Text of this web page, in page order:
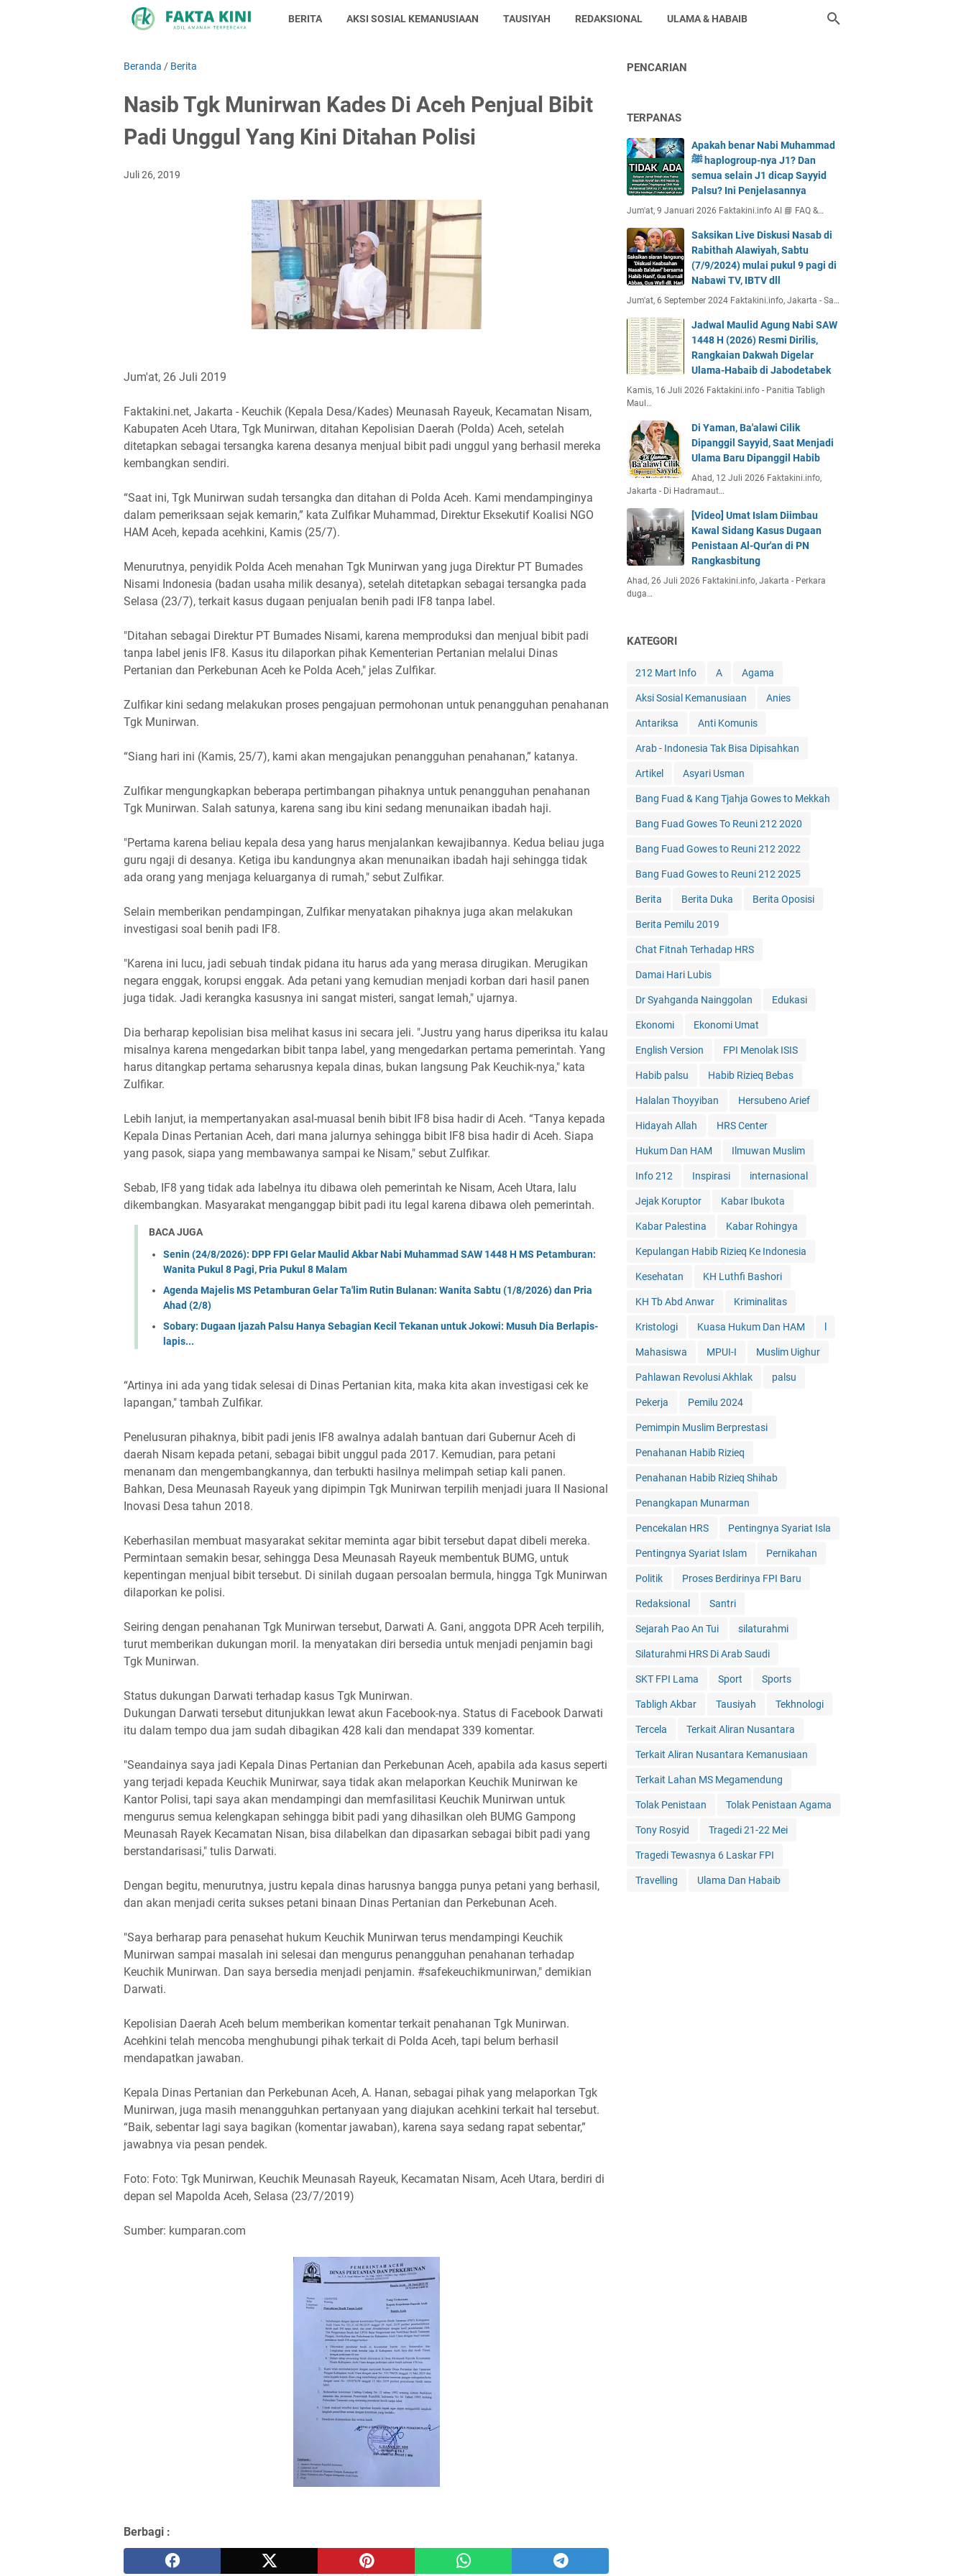
BERITA AKSI SOSIAL KEMANUSIAAN TAUSIYAH REDAKSIONAL ULAMA & HABAIB
Beranda / Berita
Nasib Tgk Munirwan Kades Di Aceh Penjual Bibit
Padi Unggul Yang Kini Ditahan Polisi
Juli 26, 2019
Jum'at, 26 Juli 2019
Faktakini.net, Jakarta - Keuchik (Kepala Desa/Kades) Meunasah Rayeuk, Kecamatan Nisam,
Kabupaten Aceh Utara, Tgk Munirwan, ditahan Kepolisian Daerah (Polda) Aceh, setelah
ditetapkan sebagai tersangka karena desanya menjual bibit padi unggul yang berhasil mereka
kembangkan sendiri.
“Saat ini, Tgk Munirwan sudah tersangka dan ditahan di Polda Aceh. Kami mendampinginya
dalam pemeriksaan sejak kemarin,” kata Zulfikar Muhammad, Direktur Eksekutif Koalisi NGO
HAM Aceh, kepada acehkini, Kamis (25/7).
Menurutnya, penyidik Polda Aceh menahan Tgk Munirwan yang juga Direktur PT Bumades
Nisami Indonesia (badan usaha milik desanya), setelah ditetapkan sebagai tersangka pada
Selasa (23/7), terkait kasus dugaan penjualan benih padi IF8 tanpa label.
"Ditahan sebagai Direktur PT Bumades Nisami, karena memproduksi dan menjual bibit padi
tanpa label jenis IF8. Kasus itu dilaporkan pihak Kementerian Pertanian melalui Dinas
Pertanian dan Perkebunan Aceh ke Polda Aceh," jelas Zulfikar.
Zulfikar kini sedang melakukan proses pengajuan permohonan untuk penangguhan penahanan
Tgk Munirwan.
“Siang hari ini (Kamis, 25/7), kami akan mengajukan penangguhan penahanan,” katanya.
Zulfikar mengungkapkan beberapa pertimbangan pihaknya untuk penangguhan penahanan
Tgk Munirwan. Salah satunya, karena sang ibu kini sedang menunaikan ibadah haji.
"Pertama karena beliau kepala desa yang harus menjalankan kewajibannya. Kedua beliau juga
guru ngaji di desanya. Ketiga ibu kandungnya akan menunaikan ibadah haji sehingga tidak
ada orang yang menjaga keluarganya di rumah," sebut Zulfikar.
Selain memberikan pendampingan, Zulfikar menyatakan pihaknya juga akan melakukan
investigasi soal benih padi IF8.
"Karena ini lucu, jadi sebuah tindak pidana itu harus ada yang merasa dirugikan. Merugikan
negara enggak, korupsi enggak. Ada petani yang kemudian menjadi korban dari hasil panen
juga tidak. Jadi kerangka kasusnya ini sangat misteri, sangat lemah," ujarnya.
Dia berharap kepolisian bisa melihat kasus ini secara jeli. "Justru yang harus diperiksa itu kalau
misalnya karena mengedarkan bibit tanpa label, yang mengedarkan pertama pemerintah. Yang
harus ditangkap pertama seharusnya kepala dinas, bukan langsung Pak Keuchik-nya," kata
Zulfikar.
Lebih lanjut, ia mempertanyakan asal-muasal benih bibit IF8 bisa hadir di Aceh. “Tanya kepada
Kepala Dinas Pertanian Aceh, dari mana jalurnya sehingga bibit IF8 bisa hadir di Aceh. Siapa
yang pasok, siapa yang membawanya sampai ke Nisam," sebut Zulfikar.
Sebab, IF8 yang tidak ada labelnya itu dibawa oleh pemerintah ke Nisam, Aceh Utara, lalu
dikembangkan. Masyarakat menganggap bibit padi itu legal karena dibawa oleh pemerintah.
BACA JUGA
Senin (24/8/2026): DPP FPI Gelar Maulid Akbar Nabi Muhammad SAW 1448 H MS Petamburan:
Wanita Pukul 8 Pagi, Pria Pukul 8 Malam
Agenda Majelis MS Petamburan Gelar Ta'lim Rutin Bulanan: Wanita Sabtu (1/8/2026) dan Pria
Ahad (2/8)
Sobary: Dugaan Ijazah Palsu Hanya Sebagian Kecil Tekanan untuk Jokowi: Musuh Dia Berlapis-
lapis...
“Artinya ini ada yang tidak selesai di Dinas Pertanian kita, maka kita akan investigasi cek ke
lapangan," tambah Zulfikar.
Penelusuran pihaknya, bibit padi jenis IF8 awalnya adalah bantuan dari Gubernur Aceh di
daerah Nisam kepada petani, sebagai bibit unggul pada 2017. Kemudian, para petani
menanam dan mengembangkannya, dan terbukti hasilnya melimpah setiap kali panen.
Bahkan, Desa Meunasah Rayeuk yang dipimpin Tgk Munirwan terpilih menjadi juara II Nasional
Inovasi Desa tahun 2018.
Keberhasilan membuat masyarakat sekitar meminta agar bibit tersebut dapat dibeli mereka.
Permintaan semakin besar, sehingga Desa Meunasah Rayeuk membentuk BUMG, untuk
kepentingan menjual bibit tersebut. Di sinilah dugaan persoalan bermula, hingga Tgk Munirwan
dilaporkan ke polisi.
Seiring dengan penahanan Tgk Munirwan tersebut, Darwati A. Gani, anggota DPR Aceh terpilih,
turut memberikan dukungan moril. Ia menyatakan diri bersedia untuk menjadi penjamin bagi
Tgk Munirwan.
Status dukungan Darwati terhadap kasus Tgk Munirwan.
Dukungan Darwati tersebut ditunjukkan lewat akun Facebook-nya. Status di Facebook Darwati
itu dalam tempo dua jam sudah dibagikan 428 kali dan mendapat 339 komentar.
"Seandainya saya jadi Kepala Dinas Pertanian dan Perkebunan Aceh, apabila ada kasus seperti
yang terjadi kepada Keuchik Munirwar, saya tidak akan melaporkan Keuchik Munirwan ke
Kantor Polisi, tapi saya akan mendampingi dan memfasilitasi Keuchik Munirwan untuk
mengurus semua kelengkapan sehingga bibit padi yang dihasilkan oleh BUMG Gampong
Meunasah Rayek Kecamatan Nisan, bisa dilabelkan dan dipasarkan sebagai bibit padi yang
berstandarisasi," tulis Darwati.
Dengan begitu, menurutnya, justru kepala dinas harusnya bangga punya petani yang berhasil,
dan akan menjadi cerita sukses petani binaan Dinas Pertanian dan Perkebunan Aceh.
"Saya berharap para penasehat hukum Keuchik Munirwan terus mendampingi Keuchik
Munirwan sampai masalah ini selesai dan mengurus penangguhan penahanan terhadap
Keuchik Munirwan. Dan saya bersedia menjadi penjamin. #safekeuchikmunirwan," demikian
Darwati.
Kepolisian Daerah Aceh belum memberikan komentar terkait penahanan Tgk Munirwan.
Acehkini telah mencoba menghubungi pihak terkait di Polda Aceh, tapi belum berhasil
mendapatkan jawaban.
Kepala Dinas Pertanian dan Perkebunan Aceh, A. Hanan, sebagai pihak yang melaporkan Tgk
Munirwan, juga masih menangguhkan pertanyaan yang diajukan acehkini terkait hal tersebut.
“Baik, sebentar lagi saya bagikan (komentar jawaban), karena saya sedang rapat sebentar,”
jawabnya via pesan pendek.
Foto: Foto: Tgk Munirwan, Keuchik Meunasah Rayeuk, Kecamatan Nisam, Aceh Utara, berdiri di
depan sel Mapolda Aceh, Selasa (23/7/2019)
Sumber: kumparan.com
Berbagi :
PENCARIAN
TERPANAS
Apakah benar Nabi Muhammad
ﷺ haplogroup-nya J1? Dan
semua selain J1 dicap Sayyid
Palsu? Ini Penjelasannya
Jum'at, 9 Januari 2026 Faktakini.info AI 📘 FAQ &…
Saksikan Live Diskusi Nasab di
Rabithah Alawiyah, Sabtu
(7/9/2024) mulai pukul 9 pagi di
Nabawi TV, IBTV dll
Jum'at, 6 September 2024 Faktakini.info, Jakarta - Sa…
Jadwal Maulid Agung Nabi SAW
1448 H (2026) Resmi Dirilis,
Rangkaian Dakwah Digelar
Ulama-Habaib di Jabodetabek
Kamis, 16 Juli 2026 Faktakini.info - Panitia Tabligh
Maul…
Di Yaman, Ba'alawi Cilik
Dipanggil Sayyid, Saat Menjadi
Ulama Baru Dipanggil Habib
Ahad, 12 Juli 2026 Faktakini.info,
Jakarta - Di Hadramaut…
[Video] Umat Islam Diimbau
Kawal Sidang Kasus Dugaan
Penistaan Al-Qur'an di PN
Rangkasbitung
Ahad, 26 Juli 2026 Faktakini.info, Jakarta - Perkara
duga…
KATEGORI
212 Mart Info A Agama
Aksi Sosial Kemanusiaan Anies
Antariksa Anti Komunis
Arab - Indonesia Tak Bisa Dipisahkan
Artikel Asyari Usman
Bang Fuad & Kang Tjahja Gowes to Mekkah
Bang Fuad Gowes To Reuni 212 2020
Bang Fuad Gowes to Reuni 212 2022
Bang Fuad Gowes to Reuni 212 2025
Berita Berita Duka Berita Oposisi
Berita Pemilu 2019
Chat Fitnah Terhadap HRS
Damai Hari Lubis
Dr Syahganda Nainggolan Edukasi
Ekonomi Ekonomi Umat
English Version FPI Menolak ISIS
Habib palsu Habib Rizieq Bebas
Halalan Thoyyiban Hersubeno Arief
Hidayah Allah HRS Center
Hukum Dan HAM Ilmuwan Muslim
Info 212 Inspirasi internasional
Jejak Koruptor Kabar Ibukota
Kabar Palestina Kabar Rohingya
Kepulangan Habib Rizieq Ke Indonesia
Kesehatan KH Luthfi Bashori
KH Tb Abd Anwar Kriminalitas
Kristologi Kuasa Hukum Dan HAM
Mahasiswa MPUI-I Muslim Uighur
Pahlawan Revolusi Akhlak palsu
Pekerja Pemilu 2024
Pemimpin Muslim Berprestasi
Penahanan Habib Rizieq
Penahanan Habib Rizieq Shihab
Penangkapan Munarman
Pencekalan HRS Pentingnya Syariat Isla
Pentingnya Syariat Islam Pernikahan
Politik Proses Berdirinya FPI Baru
Redaksional Santri
Sejarah Pao An Tui silaturahmi
Silaturahmi HRS Di Arab Saudi
SKT FPI Lama Sport Sports
Tabligh Akbar Tausiyah Tekhnologi
Tercela Terkait Aliran Nusantara
Terkait Aliran Nusantara Kemanusiaan
Terkait Lahan MS Megamendung
Tolak Penistaan Tolak Penistaan Agama
Tony Rosyid Tragedi 21-22 Mei
Tragedi Tewasnya 6 Laskar FPI
Travelling Ulama Dan Habaib